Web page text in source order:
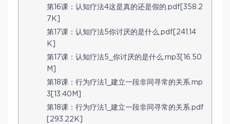
第16课：认知疗法4这是真的还是假的.pdf[358.2
7K]
第17课：认知疗法5你讨厌的是什么.pdf[241.14
K]
第17课：认知疗法5_你讨厌的是什么.mp3[16.50
M]
第18课：行为疗法1_建立一段非同寻常的关系.mp
3[13.40M]
第18课：行为疗法1_建立一段非同寻常的关系.pdf
[293.22K]